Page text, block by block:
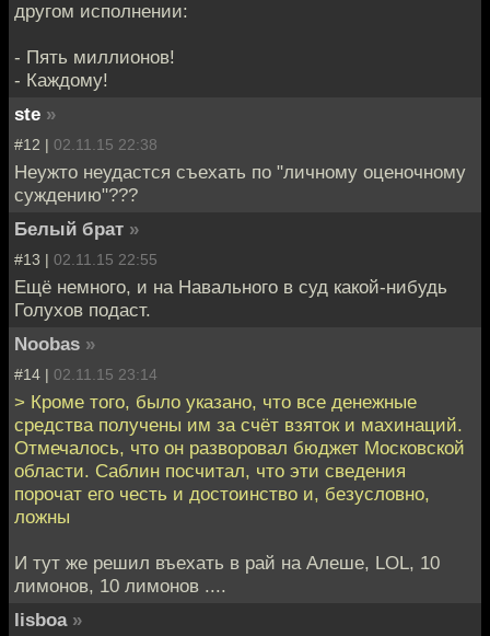
другом исполнении:
- Пять миллионов!
- Каждому!
ste »
#12 | 02.11.15 22:38
Неужто неудастся съехать по "личному оценочному
суждению"???
Белый брат »
#13 | 02.11.15 22:55
Ещё немного, и на Навального в суд какой-нибудь
Голухов подаст.
Noobas »
#14 | 02.11.15 23:14
> Кроме того, было указано, что все денежные
средства получены им за счёт взяток и махинаций.
Отмечалось, что он разворовал бюджет Московской
области. Саблин посчитал, что эти сведения
порочат его честь и достоинство и, безусловно,
ложны
И тут же решил въехать в рай на Алеше, LOL, 10
лимонов, 10 лимонов ....
lisboa »